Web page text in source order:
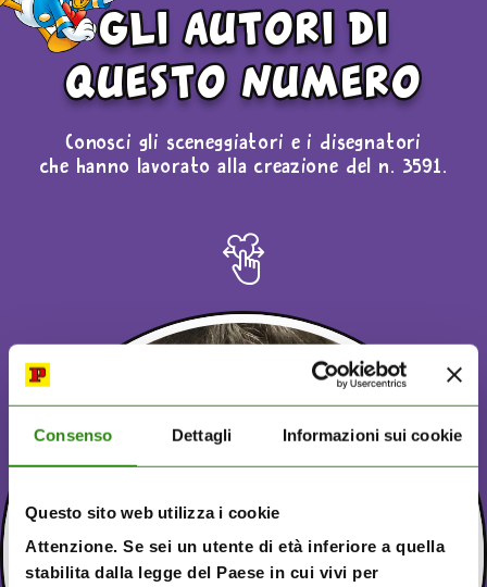
Consenso Dettagli Informazioni sui cookie
Questo sito web utilizza i cookie
Attenzione. Se sei un utente di età inferiore a quella
stabilita dalla legge del Paese in cui vivi per
gli autori di
questo numero
Conosci gli sceneggiatori e i disegnatori
che hanno lavorato alla creazione del n. 3591.